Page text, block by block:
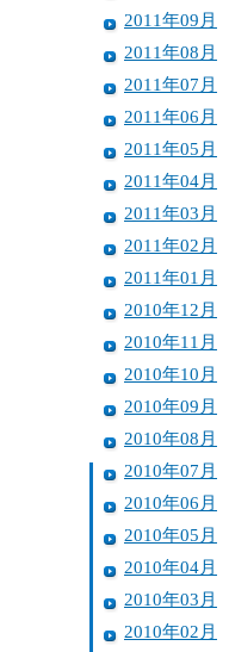
2011年09月
2011年08月
2011年07月
2011年06月
2011年05月
2011年04月
2011年03月
2011年02月
2011年01月
2010年12月
2010年11月
2010年10月
2010年09月
2010年08月
2010年07月
2010年06月
2010年05月
2010年04月
2010年03月
2010年02月